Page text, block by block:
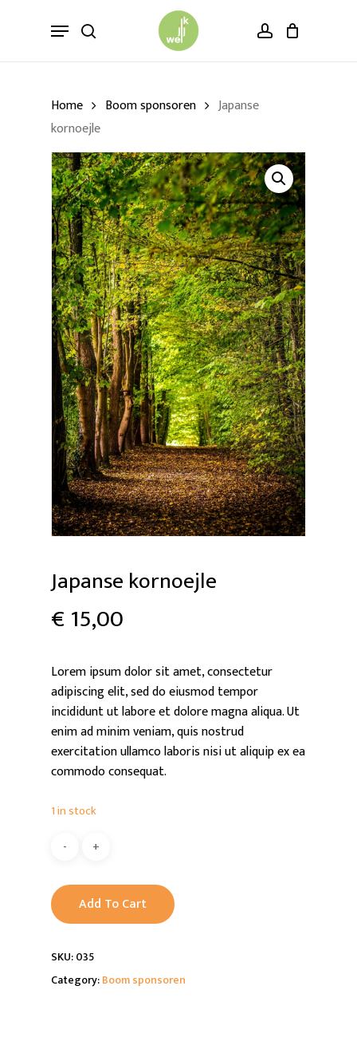
search account
Menu
Home Boom sponsoren
Japanse
kornoejle
Japanse kornoejle
€ 15,00
Lorem ipsum dolor sit amet, consectetur
adipiscing elit, sed do eiusmod tempor
incididunt ut labore et dolore magna aliqua. Ut
enim ad minim veniam, quis nostrud
exercitation ullamco laboris nisi ut aliquip ex ea
commodo consequat.
1 in stock
Add To Cart
SKU:035
Category:Boom sponsoren